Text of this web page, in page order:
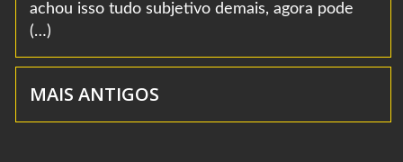
achou isso tudo subjetivo demais, agora pode
(…)
MAIS ANTIGOS